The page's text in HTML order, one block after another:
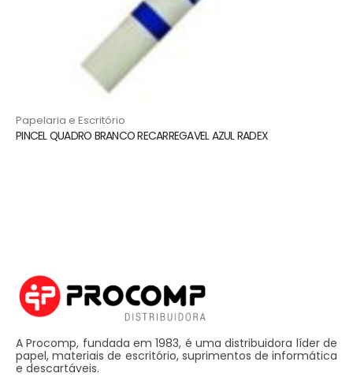
Papelaria e Escritório
PINCEL QUADRO BRANCO RECARREGAVEL AZUL RADEX
A Procomp, fundada em 1983, é uma distribuidora líder de
papel, materiais de escritório, suprimentos de informática
e descartáveis.